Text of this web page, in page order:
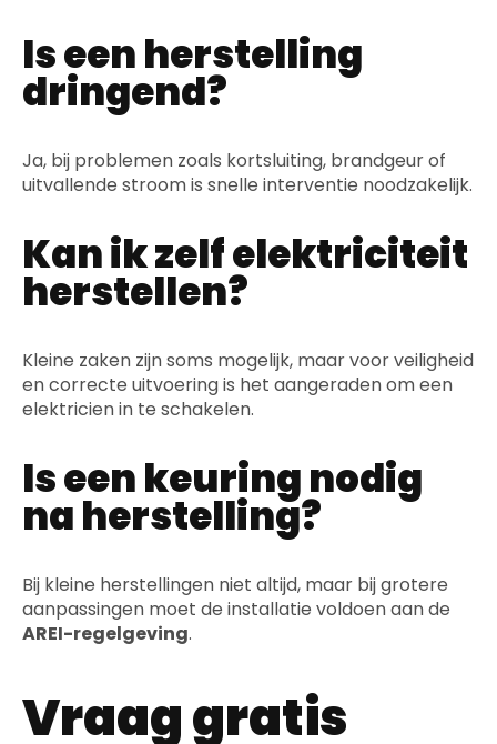
Is een herstelling
dringend?
Ja, bij problemen zoals kortsluiting, brandgeur of
uitvallende stroom is snelle interventie noodzakelijk.
Kan ik zelf elektriciteit
herstellen?
Kleine zaken zijn soms mogelijk, maar voor veiligheid
en correcte uitvoering is het aangeraden om een
elektricien in te schakelen.
Is een keuring nodig
na herstelling?
Bij kleine herstellingen niet altijd, maar bij grotere
aanpassingen moet de installatie voldoen aan de
AREI-regelgeving.
Vraag gratis